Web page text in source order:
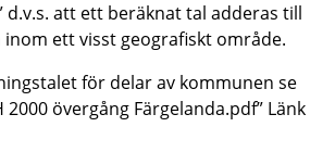
d.v.s. att ett beräknat tal adderas till
ett visst geografiskt område.
för delar av kommunen se
2000 övergång Färgelanda.pdf” Länk